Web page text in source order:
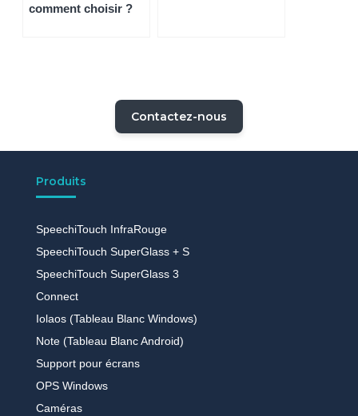
comment choisir ?
Contactez-nous
Produits
SpeechiTouch InfraRouge
SpeechiTouch SuperGlass + S
SpeechiTouch SuperGlass 3
Connect
Iolaos (Tableau Blanc Windows)
Note (Tableau Blanc Android)
Support pour écrans
OPS Windows
Caméras